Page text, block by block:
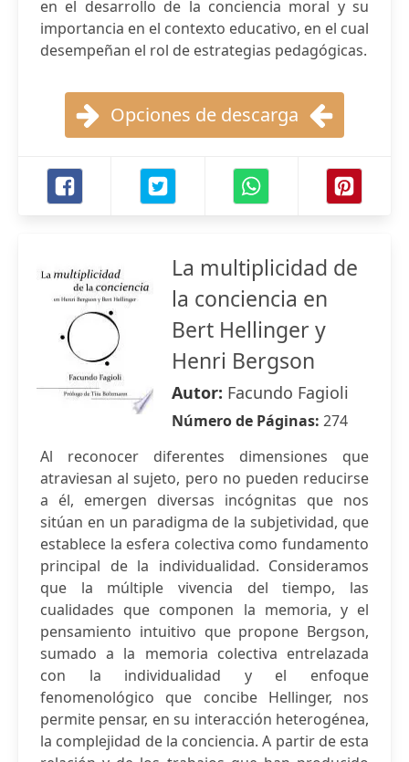
en el desarrollo de la conciencia moral y su
importancia en el contexto educativo, en el cual
desempeñan el rol de estrategias pedagógicas.
Opciones de descarga
La multiplicidad de
la conciencia en
Bert Hellinger y
Henri Bergson
Autor: Facundo Fagioli
Número de Páginas: 274
Al reconocer diferentes dimensiones que
atraviesan al sujeto, pero no pueden reducirse
a él, emergen diversas incógnitas que nos
sitúan en un paradigma de la subjetividad, que
establece la esfera colectiva como fundamento
principal de la individualidad. Consideramos
que la múltiple vivencia del tiempo, las
cualidades que componen la memoria, y el
pensamiento intuitivo que propone Bergson,
sumado a la memoria colectiva entrelazada
con la individualidad y el enfoque
fenomenológico que concibe Hellinger, nos
permite pensar, en su interacción heterogénea,
la complejidad de la conciencia. A partir de esta